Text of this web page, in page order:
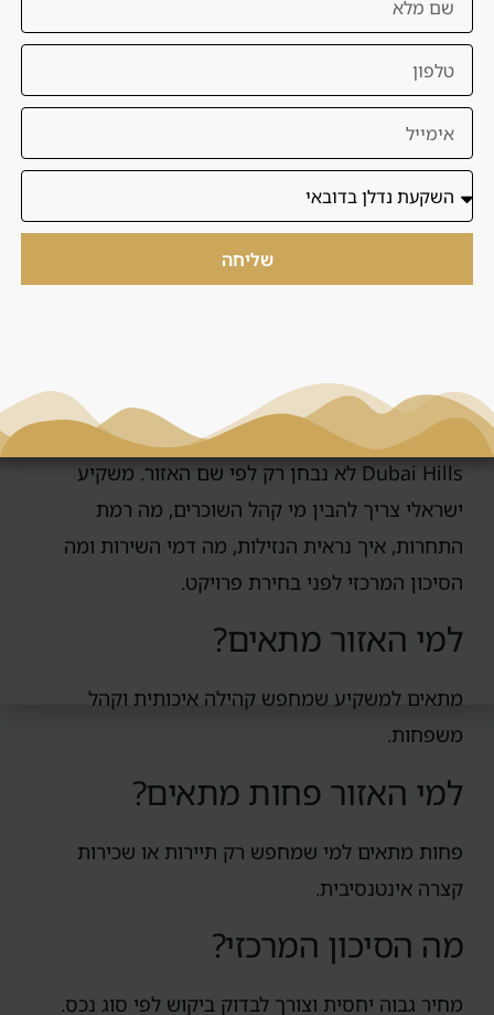
בדיקת התאמה ללא עלות
ישראלי: Dubai Hills
Dubai Hills לא נבחן רק לפי שם האזור. משקיע
ישראלי צריך להבין מי קהל השוכרים, מה רמת
התחרות, איך נראית הנזילות, מה דמי השירות ומה
הסיכון המרכזי לפני בחירת פרויקט.
למי האזור מתאים?
מתאים למשקיע שמחפש קהילה איכותית וקהל
משפחות.
למי האזור פחות מתאים?
פחות מתאים למי שמחפש רק תיירות או שכירות
קצרה אינטנסיבית.
מה הסיכון המרכזי?
מחיר גבוה יחסית וצורך לבדוק ביקוש לפי סוג נכס.
שליחה